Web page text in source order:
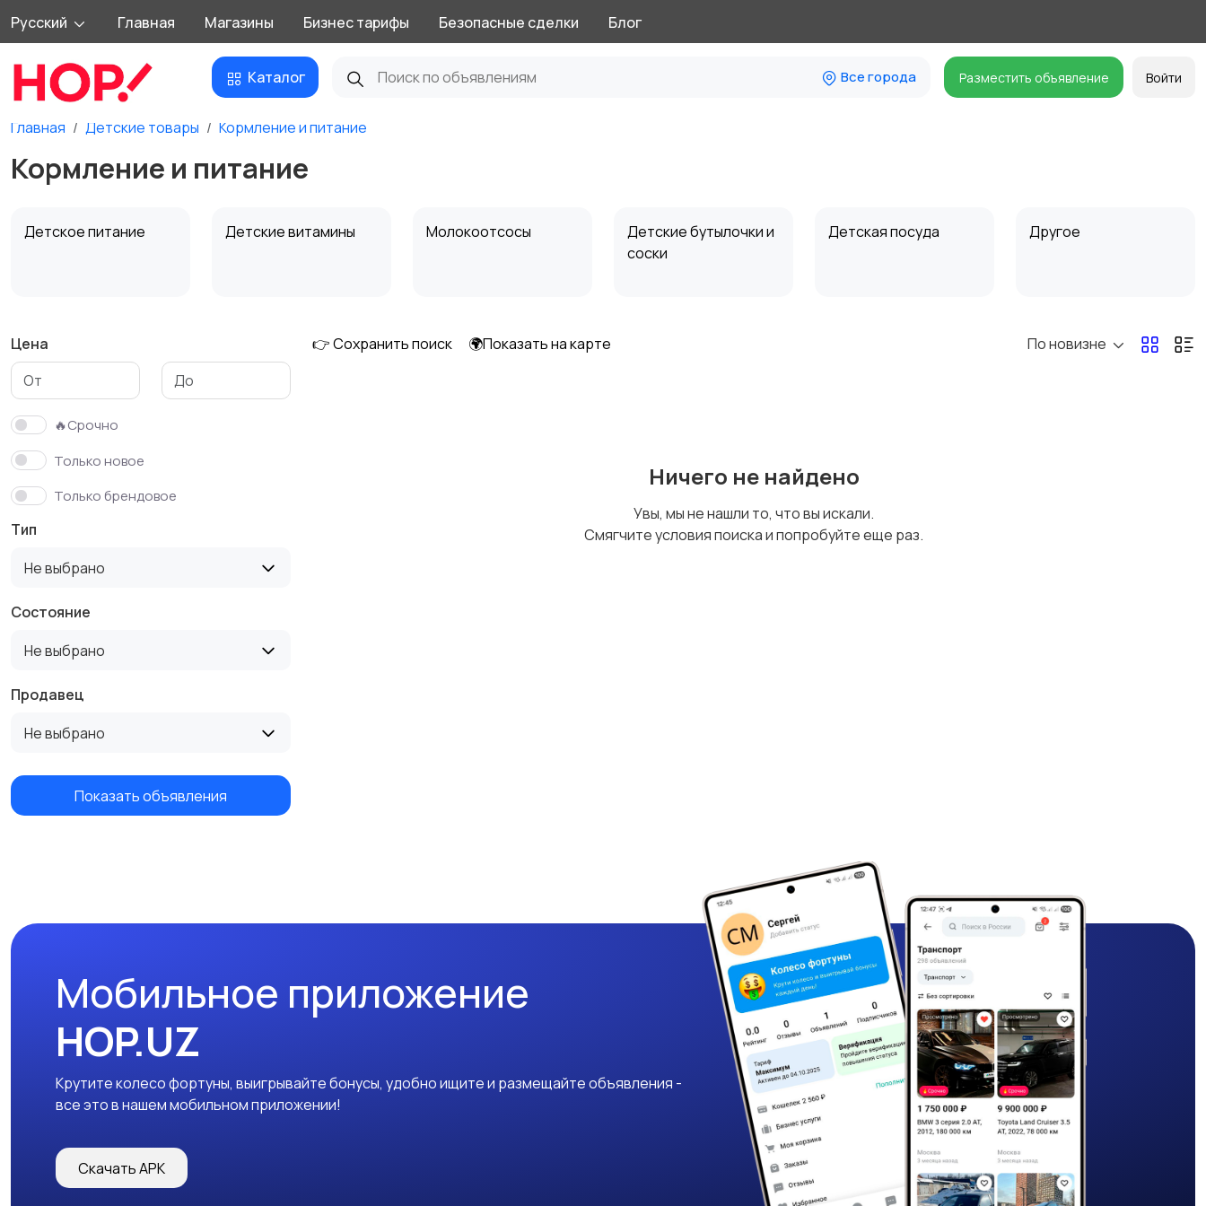
Русский Главная Магазины Бизнес тарифы Безопасные сделки Блог
Каталог Все города Разместить объявление Войти
Главная Детские товары Кормление и питание
Кормление и питание
Детское питание Детские витамины Молокоотсосы
Детские бутылочки и
соски
Детская посуда Другое
Цена
🔥Срочно
Только новое
Только брендовое
Тип
Не выбрано
Состояние
Не выбрано
Продавец
Не выбрано
Показать объявления
👉 Сохранить поиск 🌍Показать на карте По новизне
Ничего не найдено
Увы, мы не нашли то, что вы искали.
Смягчите условия поиска и попробуйте еще раз.
Мобильное приложение
HOP.UZ
Крутите колесо фортуны, выигрывайте бонусы, удобно ищите и размещайте объявления -
все это в нашем мобильном приложении!
Скачать APK